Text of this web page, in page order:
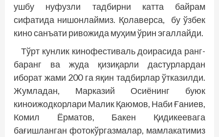
ушбу нуфузли тадбирни катта байрам
сифатида нишонлаймиз. Қолаверса, бу ўзбек
кино санъати ривожида муҳим ўрин эгаллайди.
Тўрт кунлик кинофестиваль доирасида ранг-
баранг ва жуда қизиқарли дастурлардан
иборат жами 200 га яқин тадбирлар ўтказилди.
Жумладан, Марказий Осиёнинг буюк
киноижодкорлари Малик Қаюмов, Наби Ғаниев,
Комил Ёрматов, Бакен Қидикеевага
бағишланган фотокўргазмалар, мамлакатимиз